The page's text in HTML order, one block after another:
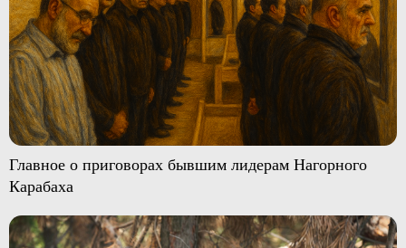
Главное о приговорах бывшим лидерам Нагорного
Карабаха